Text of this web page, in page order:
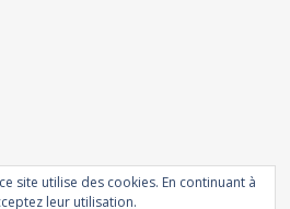
site utilise des cookies. En continuant à
leur utilisation.